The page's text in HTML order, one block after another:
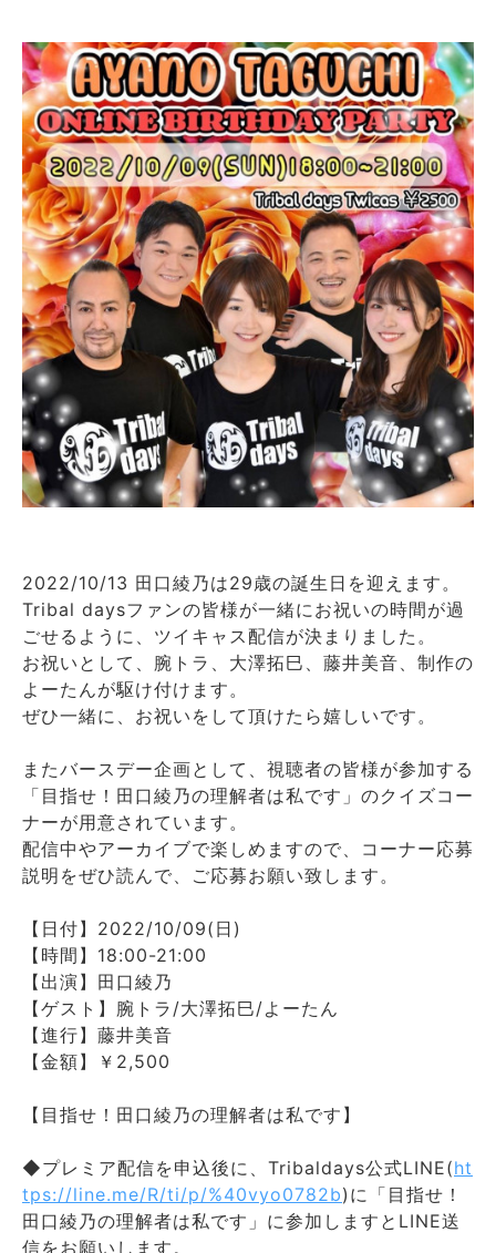
2022/10/13 田口綾乃は29歳の誕生日を迎えます。
Tribal daysファンの皆様が一緒にお祝いの時間が過
ごせるように、ツイキャス配信が決まりました。
お祝いとして、腕トラ、大澤拓巳、藤井美音、制作の
よーたんが駆け付けます。
ぜひ一緒に、お祝いをして頂けたら嬉しいです。
またバースデー企画として、視聴者の皆様が参加する
「目指せ！田口綾乃の理解者は私です」のクイズコー
ナーが用意されています。
配信中やアーカイブで楽しめますので、コーナー応募
説明をぜひ読んで、ご応募お願い致します。
【日付】2022/10/09(日)
【時間】18:00-21:00
【出演】田口綾乃
【ゲスト】腕トラ/大澤拓巳/よーたん
【進行】藤井美音
【金額】￥2,500
【目指せ！田口綾乃の理解者は私です】
◆プレミア配信を申込後に、Tribaldays公式LINE(ht
tps://line.me/R/ti/p/%40vyo0782b)に「目指せ！
田口綾乃の理解者は私です」に参加しますとLINE送
信をお願いします。